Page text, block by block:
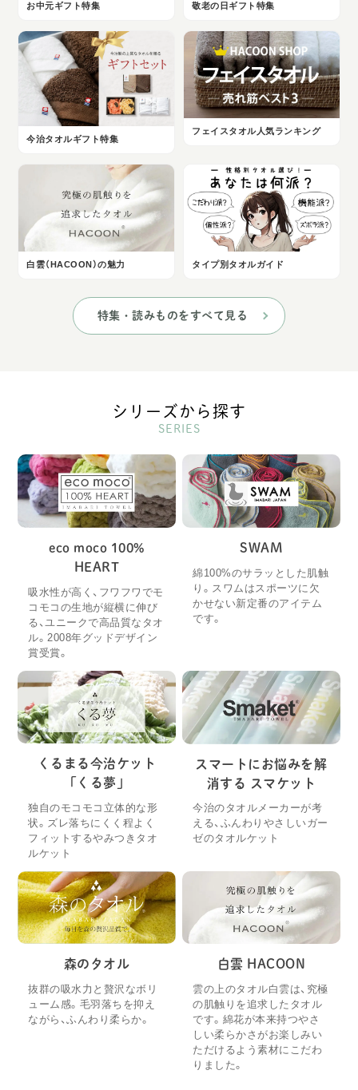
お中元ギフト特集 敬老の日ギフト特集
今治タオルギフト特集
フェイスタオル人気ランキング
白雲（HACOON）の魅力 タイプ別タオルガイド
特集・読みものをすべて見る
シリーズから探す
SERIES
eco moco 100%
HEART
吸水性が高く、フワフワでモ
コモコの生地が縦横に伸び
る、ユニークで高品質なタオ
ル。2008年グッドデザイン
賞受賞。
SWAM
綿100%のサラッとした肌触
り。スワムはスポーツに欠
かせない新定番のアイテム
です。
くるまる今治ケット
「くる夢」
独自のモコモコ立体的な形
状。ズレ落ちにくく程よく
フィットするやみつきタオ
ルケット
スマートにお悩みを解
消する スマケット
今治のタオルメーカーが考
える、ふんわりやさしいガー
ゼのタオルケット
森のタオル
抜群の吸水力と贅沢なボリ
ューム感。毛羽落ちを抑え
ながら、ふんわり柔らか。
白雲 HACOON
雲の上のタオル白雲は、究極
の肌触りを追求したタオル
です。綿花が本来持つやさ
しい柔らかさがお楽しみい
ただけるよう素材にこだわ
りました。